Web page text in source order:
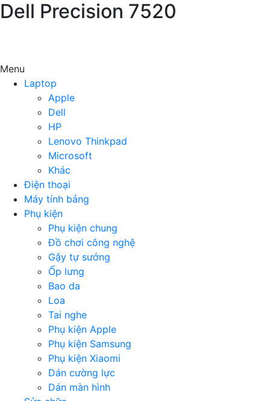
Dell Precision 7520
Menu
Laptop
Apple
Dell
HP
Lenovo Thinkpad
Microsoft
Khác
Điện thoại
Máy tính bảng
Phụ kiện
Phụ kiện chung
Đồ chơi công nghệ
Gậy tự sướng
Ốp lưng
Bao da
Loa
Tai nghe
Phụ kiện Apple
Phụ kiện Samsung
Phụ kiện Xiaomi
Dán cường lực
Dán màn hình